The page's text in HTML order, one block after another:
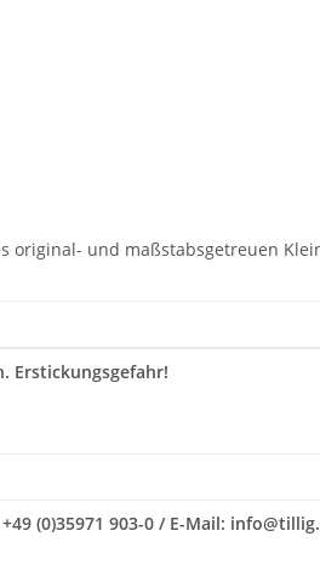
und maßstabsgetreuen
Erstickungsgefahr!
(0)35971 903-0 / E-Mail: